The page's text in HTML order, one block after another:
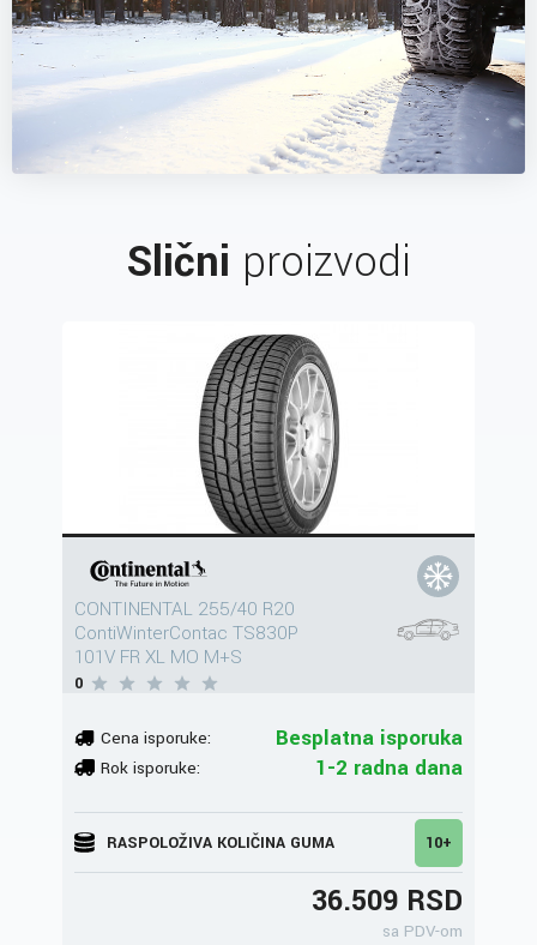
Slični proizvodi
CONTINENTAL 255/40 R20
ContiWinterContac TS830P
101V FR XL MO M+S
0
Cena isporuke: Besplatna isporuka
Rok isporuke: 1-2 radna dana
RASPOLOŽIVA KOLIČINA GUMA 10+
36.509 RSD
sa PDV-om